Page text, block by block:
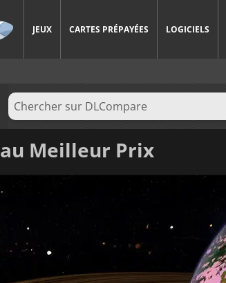
JEUX CARTES PRÉPAYÉES LOGICIELS
au Meilleur Prix